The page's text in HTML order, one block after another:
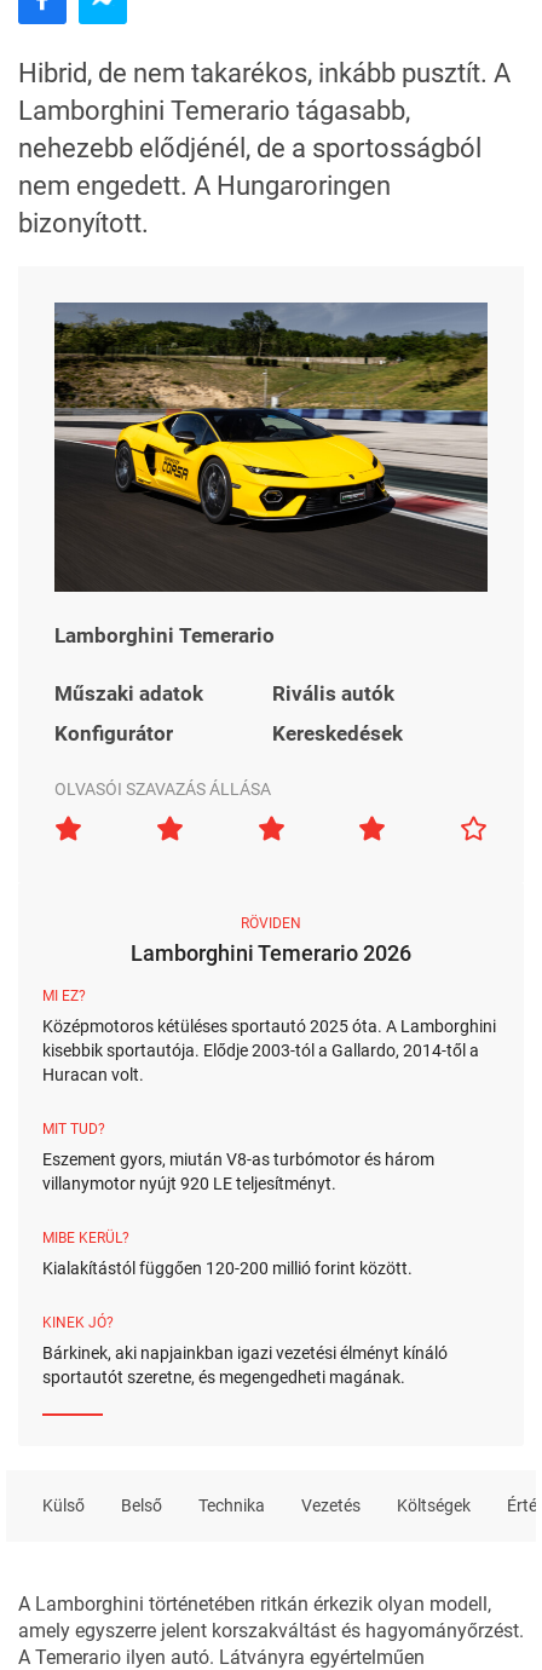
Hibrid, de nem takarékos, inkább pusztít. A
Lamborghini Temerario tágasabb,
nehezebb elődjénél, de a sportosságból
nem engedett. A Hungaroringen
bizonyított.
Lamborghini Temerario
Műszaki adatok
Rivális autók
Konfigurátor
Kereskedések
OLVASÓI SZAVAZÁS ÁLLÁSA
RÖVIDEN
Lamborghini Temerario 2026
MI EZ?
Középmotoros kétüléses sportautó 2025 óta. A Lamborghini
kisebbik sportautója. Elődje 2003-tól a Gallardo, 2014-től a
Huracan volt.
MIT TUD?
Eszement gyors, miután V8-as turbómotor és három
villanymotor nyújt 920 LE teljesítményt.
MIBE KERÜL?
Kialakítástól függően 120-200 millió forint között.
KINEK JÓ?
Bárkinek, aki napjainkban igazi vezetési élményt kínáló
sportautót szeretne, és megengedheti magának.
Külső Belső Technika Vezetés Költségek
A Lamborghini történetében ritkán érkezik olyan modell,
amely egyszerre jelent korszakváltást és hagyományőrzést.
A Temerario ilyen autó. Látványra egyértelműen